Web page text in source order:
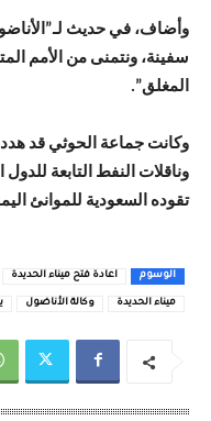
وأضاف، في حديث
سفينة، ونتمنى من الأمم
المغلق”.
وكانت جماعة الحوثي قد
وناقلات النفط التابعة
تقوده السعودية للموانئ
الوسوم اعادة فتح ميناء الحديدة
ميناء الحديدة وكالة الأناضول